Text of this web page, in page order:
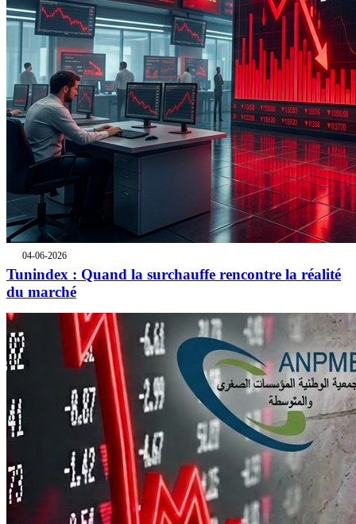
04-06-2026
Tunindex : Quand la surchauffe rencontre la réalité
du marché